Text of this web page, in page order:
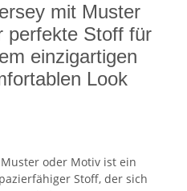
mit Muster
perfekte Stoff für
einzigartigen
Look
oder Motiv ist ein
Stoff, der sich